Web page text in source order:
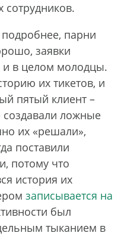
сотрудников.
парни
заявки
и в целом молодцы.
их тикетов, и
пятый клиент –
создавали ложные
их «решали»,
поставили
потому что
история их
записывается на
был
тыканием в